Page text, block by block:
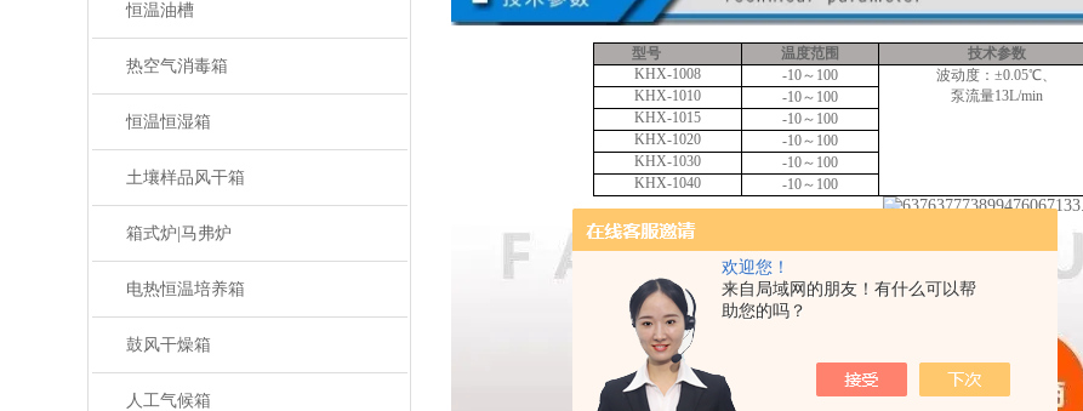
欢迎您！
来自局域网的朋友！有什么可以帮
助您的吗？
恒温油槽
热空气消毒箱
恒温恒湿箱
土壤样品风干箱
箱式炉|马弗炉
电热恒温培养箱
鼓风干燥箱
人工气候箱
型号 温度范围 技术参数
KHX-1008 -10～100
波动度：±0.05℃、
泵流量13L/min
KHX-1010 -10～100
KHX-1015 -10～100
KHX-1020 -10～100
KHX-1030 -10～100
KHX-1040 -10～100